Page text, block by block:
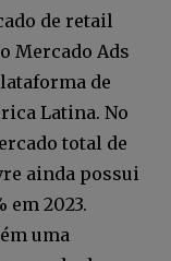
de retail
Mercado Ads
de
Latina. No
total de
ainda possui
em 2023.
uma